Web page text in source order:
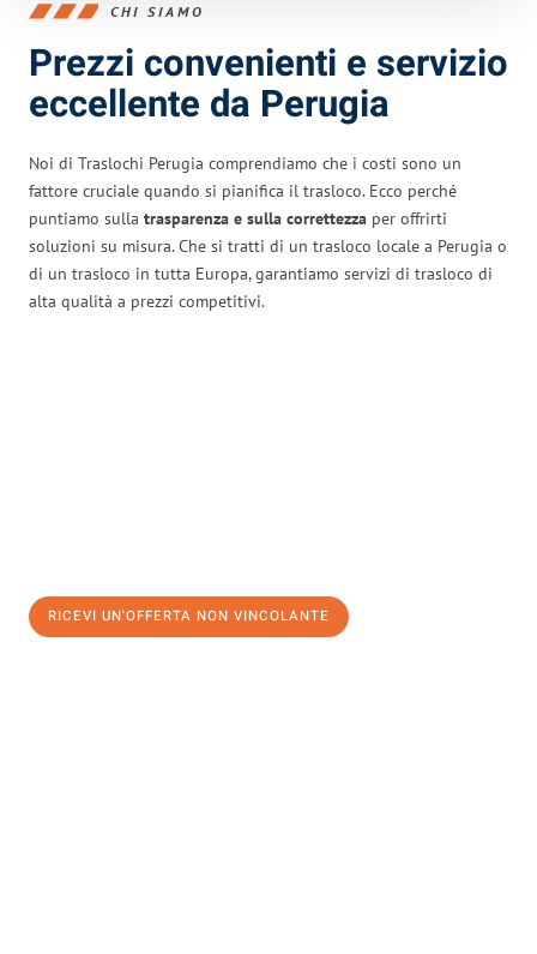
CHI SIAMO
Prezzi convenienti e servizio
eccellente da Perugia
Noi di Traslochi Perugia comprendiamo che i costi sono un
fattore cruciale quando si pianifica il trasloco. Ecco perché
puntiamo sulla trasparenza e sulla correttezza per offrirti
soluzioni su misura. Che si tratti di un trasloco locale a Perugia o
di un trasloco in tutta Europa, garantiamo servizi di trasloco di
alta qualità a prezzi competitivi.
RICEVI UN'OFFERTA NON VINCOLANTE